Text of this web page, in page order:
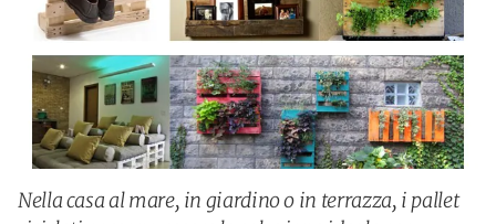
Nella casa al mare, in giardino o in terrazza, i pallet